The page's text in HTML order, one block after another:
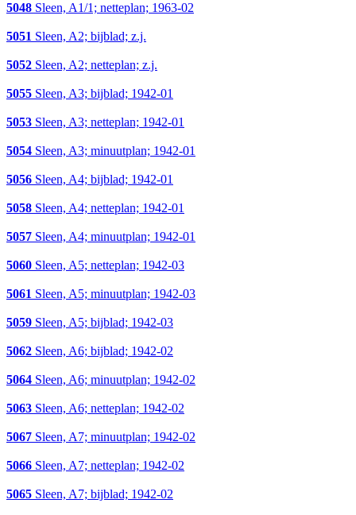
5048 Sleen, A1/1; netteplan; 1963-02
5051 Sleen, A2; bijblad; z.j.
5052 Sleen, A2; netteplan; z.j.
5055 Sleen, A3; bijblad; 1942-01
5053 Sleen, A3; netteplan; 1942-01
5054 Sleen, A3; minuutplan; 1942-01
5056 Sleen, A4; bijblad; 1942-01
5058 Sleen, A4; netteplan; 1942-01
5057 Sleen, A4; minuutplan; 1942-01
5060 Sleen, A5; netteplan; 1942-03
5061 Sleen, A5; minuutplan; 1942-03
5059 Sleen, A5; bijblad; 1942-03
5062 Sleen, A6; bijblad; 1942-02
5064 Sleen, A6; minuutplan; 1942-02
5063 Sleen, A6; netteplan; 1942-02
5067 Sleen, A7; minuutplan; 1942-02
5066 Sleen, A7; netteplan; 1942-02
5065 Sleen, A7; bijblad; 1942-02